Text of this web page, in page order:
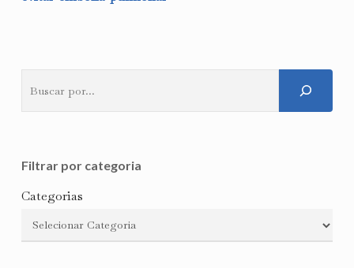
Filtrar por categoria
Categorias